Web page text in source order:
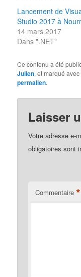
Lancement de
Studio 2017 à
14 mars 2017
Dans ".NET"
Ce contenu a été
Julien, et marqué avec
permalien.
Laisser
Votre adresse e-
obligatoires sont
Commentaire *